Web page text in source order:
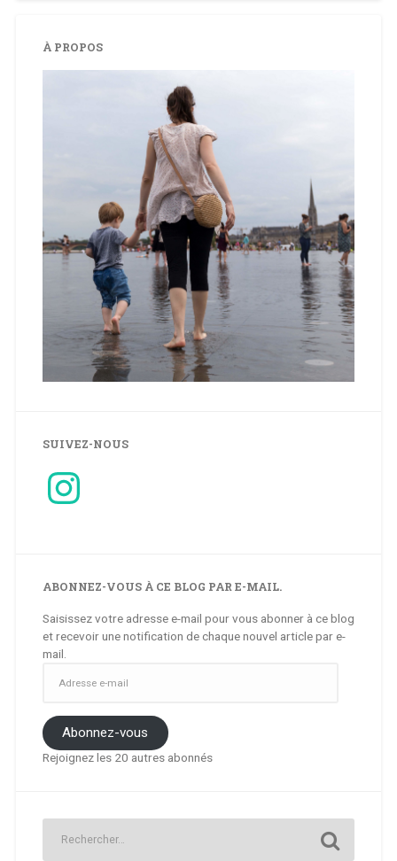
À PROPOS
SUIVEZ-NOUS
Instagram
ABONNEZ-VOUS À CE BLOG PAR E-MAIL.
Saisissez votre adresse e-mail pour vous abonner à ce blog
et recevoir une notification de chaque nouvel article par e-
mail.
mail
Abonnez-vous
Rejoignez les 20 autres abonnés